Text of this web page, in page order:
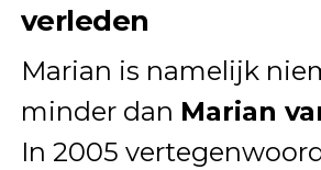
verleden
Marian is namelijk
minder dan Marian
In 2005